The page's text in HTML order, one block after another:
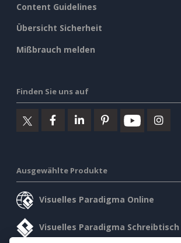
Content Guidelines
Übersicht Sicherheit
Mißbrauch melden
Finden Sie uns auf
Ausgewählte Produkte
Visuelles Paradigma Online
Visuelles Paradigma Schreibtisch